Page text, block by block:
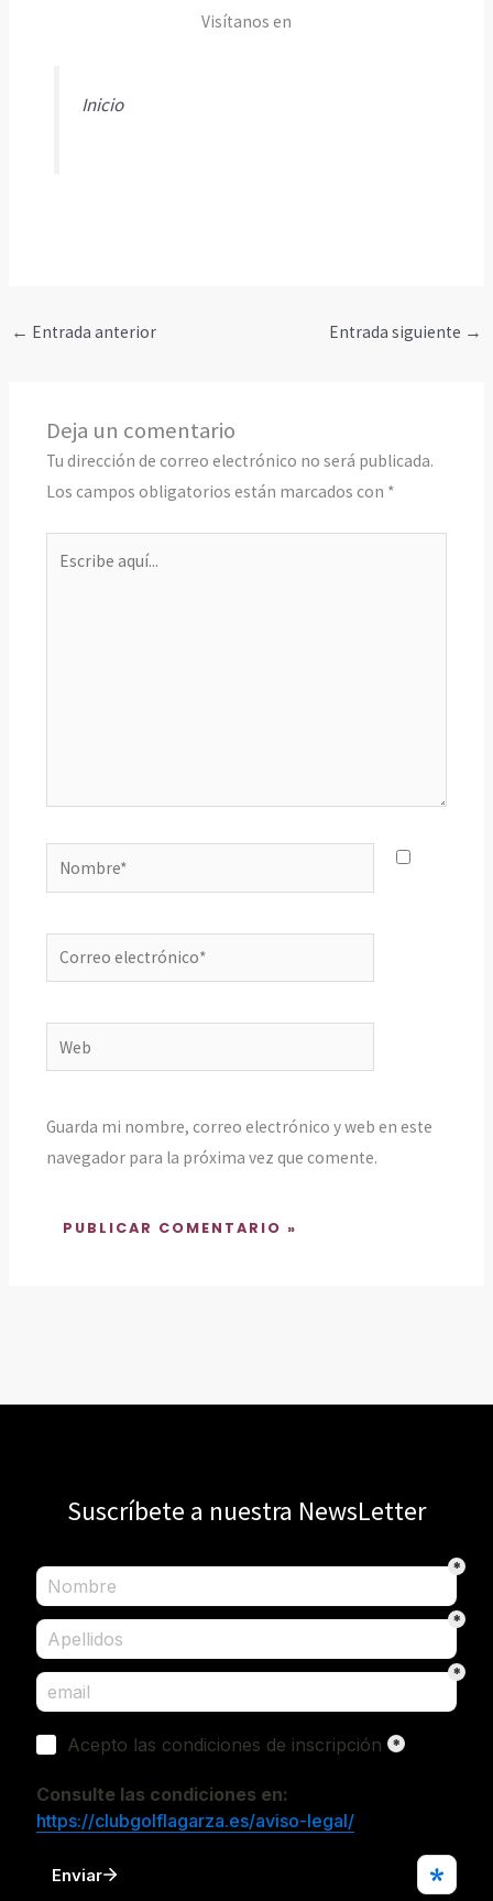
Visítanos en
Inicio
← Entrada anterior Entrada siguiente →
Deja un comentario
Tu dirección de correo electrónico no será publicada.
Los campos obligatorios están marcados con *
Nombre*
Correo
electrónico*
Web
Guarda mi nombre, correo electrónico y web en este
navegador para la próxima vez que comente.
Suscríbete a nuestra NewsLetter